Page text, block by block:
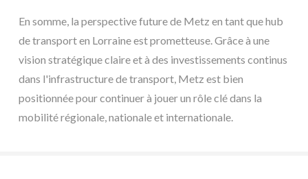
En somme, la perspective future de Metz en tant que hub
de transport en Lorraine est prometteuse. Grâce à une
vision stratégique claire et à des investissements continus
dans l'infrastructure de transport, Metz est bien
positionnée pour continuer à jouer un rôle clé dans la
mobilité régionale, nationale et internationale.